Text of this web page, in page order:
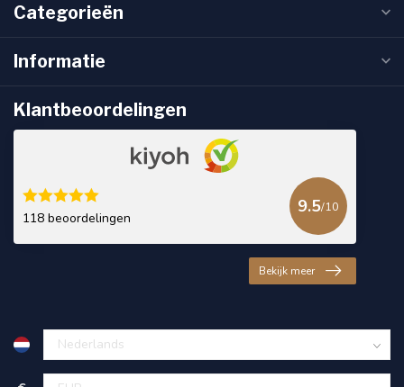
Categorieën
Informatie
Klantbeoordelingen
118 beoordelingen
9.5/10
Bekijk meer